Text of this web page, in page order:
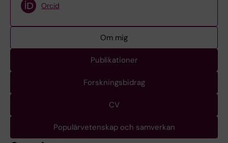
Orcid
Om mig
Publikationer
Forskningsbidrag
CV
Populärvetenskap och samverkan